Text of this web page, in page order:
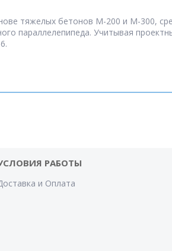
тяжелых бетонов М-200 и М-300,
параллелепипеда. Учитывая
РАБОТЫ
и Оплата